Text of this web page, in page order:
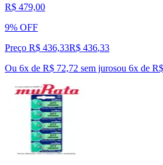
R$ 479,00
9% OFF
Preço R$ 436,33R$ 436,33
Ou 6x de R$ 72,72 sem jurosou 6x de